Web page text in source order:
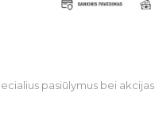
pasiūlymus bei akcijas